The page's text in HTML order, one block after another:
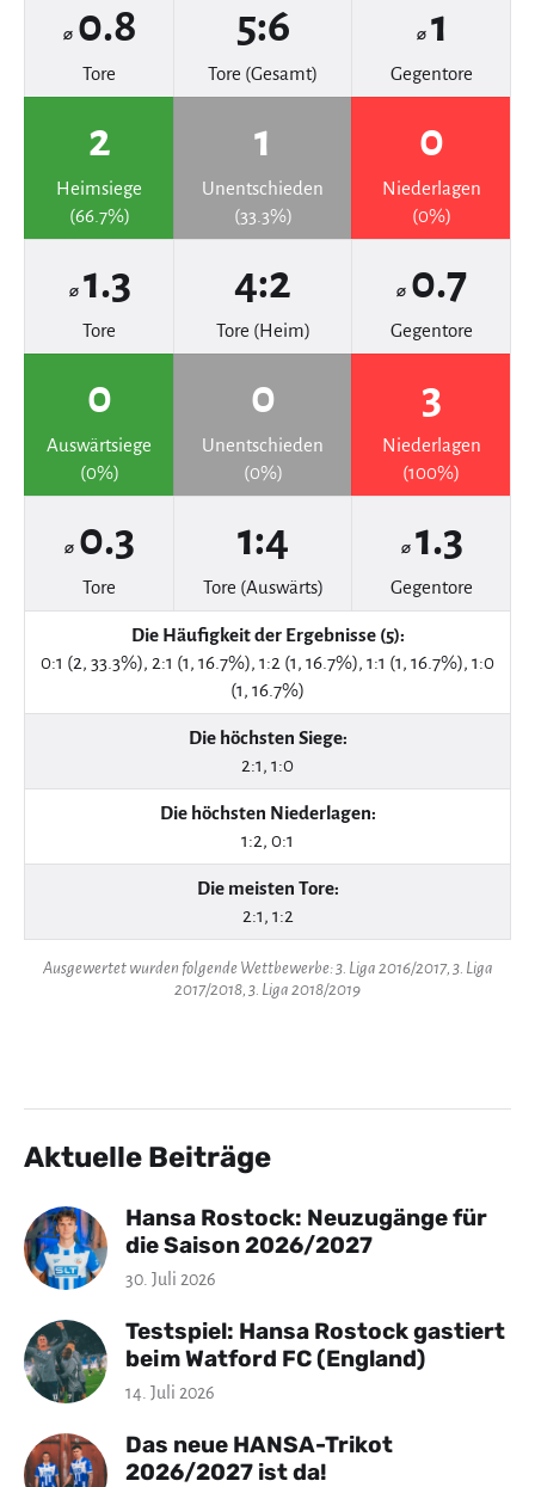
⌀ 0.8
Tore
5:6
Tore (Gesamt)
⌀ 1
Gegentore
2
Heimsiege
(66.7%)
1
Unentschieden
(33.3%)
0
Niederlagen
(0%)
⌀ 1.3
Tore
4:2
Tore (Heim)
⌀ 0.7
Gegentore
0
Auswärtsiege
(0%)
0
Unentschieden
(0%)
3
Niederlagen
(100%)
⌀ 0.3
Tore
1:4
Tore (Auswärts)
⌀ 1.3
Gegentore
Die Häufigkeit der Ergebnisse (5):
0:1 (2, 33.3%), 2:1 (1, 16.7%), 1:2 (1, 16.7%), 1:1 (1, 16.7%), 1:0
(1, 16.7%)
Die höchsten Siege:
2:1, 1:0
Die höchsten Niederlagen:
1:2, 0:1
Die meisten Tore:
2:1, 1:2
Ausgewertet wurden folgende Wettbewerbe: 3. Liga 2016/2017, 3. Liga
2017/2018, 3. Liga 2018/2019
Aktuelle Beiträge
Hansa Rostock: Neuzugänge für
die Saison 2026/2027
30. Juli 2026
Testspiel: Hansa Rostock gastiert
beim Watford FC (England)
14. Juli 2026
Das neue HANSA-Trikot
2026/2027 ist da!